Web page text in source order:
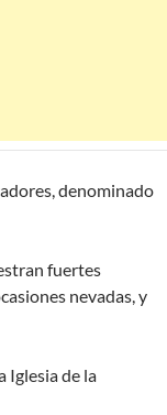
denominado
fuertes
nevadas, y
Iglesia de la